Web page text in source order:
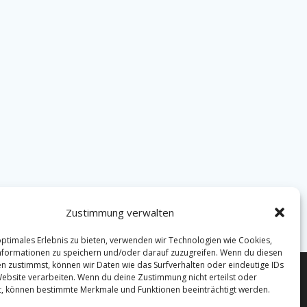
Zustimmung verwalten
Erlebnis zu bieten, verwenden wir Technologien wie Cookies,
zu speichern und/oder darauf zuzugreifen. Wenn du diesen
zustimmst, können wir Daten wie das Surfverhalten oder eindeutige IDs
verarbeiten. Wenn du deine Zustimmung nicht erteilst oder
können bestimmte Merkmale und Funktionen beeinträchtigt werden.
Christian Reck |